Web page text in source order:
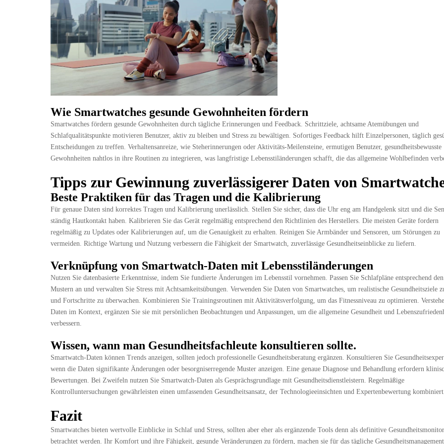
Wie Smartwatches gesunde Gewohnheiten fördern
Smartwatches fördern gesunde Gewohnheiten durch tägliche Erinnerungen und Feedback. Schrittziele, achtsame Atemübungen und
Schlafqualitätspunkte motivieren Benutzer, aktiv zu bleiben und Stress zu bewältigen. Sofortiges Feedback hilft Einzelpersonen, täglich
Entscheidungen zu treffen. Verhaltensanreize, wie Steherinnerungen oder Aktivitäts-Meilensteine, ermutigen Benutzer, gesundheitsbewusste
Gewohnheiten nahtlos in ihre Routinen zu integrieren, was langfristige Lebensstiländerungen schafft, die das allgemeine Wohlbefinden
Tipps zur Gewinnung zuverlässigerer Daten von
Beste Praktiken für das Tragen und die Kalibrierung
Für genaue Daten sind korrektes Tragen und Kalibrierung unerlässlich. Stellen Sie sicher, dass die Uhr eng am Handgelenk sitzt und die
ständig Hautkontakt haben. Kalibrieren Sie das Gerät regelmäßig entsprechend den Richtlinien des Herstellers. Die meisten Geräte fordern
regelmäßig zu Updates oder Kalibrierungen auf, um die Genauigkeit zu erhalten. Reinigen Sie Armbänder und Sensoren, um Störungen zu
vermeiden. Richtige Wartung und Nutzung verbessern die Fähigkeit der Smartwatch, zuverlässige Gesundheitseinblicke zu liefern.
Verknüpfung von Smartwatch-Daten mit Lebensstiländerungen
Nutzen Sie datenbasierte Erkenntnisse, indem Sie fundierte Änderungen im Lebensstil vornehmen. Passen Sie Schlafpläne entsprechend den
Mustern an und verwalten Sie Stress mit Achtsamkeitsübungen. Verwenden Sie Daten von Smartwatches, um realistische Gesundheitsziele
und Fortschritte zu überwachen. Kombinieren Sie Trainingsroutinen mit Aktivitätsverfolgung, um das Fitnessniveau zu optimieren.
Daten im Kontext, ergänzen Sie sie mit persönlichen Beobachtungen und Anpassungen, um die allgemeine Gesundheit und
verbessern.
Wissen, wann man Gesundheitsfachleute konsultieren sollte.
Smartwatch-Daten können Trends anzeigen, sollten jedoch professionelle Gesundheitsberatung ergänzen. Konsultieren Sie
wenn die Daten signifikante Änderungen oder besorgniserregende Muster anzeigen. Eine genaue Diagnose und Behandlung erfordern
Bewertungen. Bei Zweifeln nutzen Sie Smartwatch-Daten als Gesprächsgrundlage mit Gesundheitsdienstleistern. Regelmäßige
Kontrolluntersuchungen gewährleisten einen umfassenden Gesundheitsansatz, der Technologieeinsichten und Expertenbewertung kombiniert.
Fazit
Smartwatches bieten wertvolle Einblicke in Schlaf und Stress, sollten aber eher als ergänzende Tools denn als definitive
betrachtet werden. Ihr Komfort und ihre Fähigkeit, gesunde Veränderungen zu fördern, machen sie für das tägliche